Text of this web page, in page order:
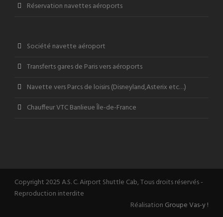
Réservation navettes aéroports
Société navette aéroport
Transferts gares de Paris vers aéroports
Navette vers Parcs de loisirs (Disneyland,Asterix etc…)
Chauffeur VTC Banlieue Île-de-France
Copyright 2025 A.S. C. Airport Shuttle Cab, Tous droits réservés -
Reproduction interdite
Réalisation Groupe Vas-y !